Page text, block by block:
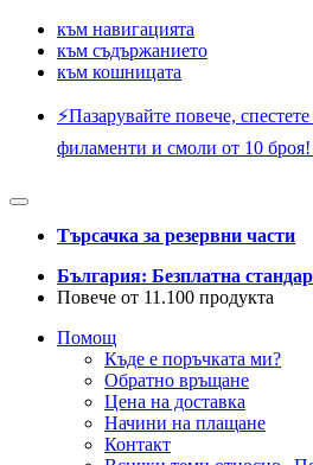
към навигацията
към съдържанието
към кошницата
⚡️Пазарувайте повече,
филаменти и смоли от 10 броя!
Търсачка за резервни части
България: Безплатна
Повече от 11.100 продукта
Помощ
Къде е поръчката ми?
Обратно връщане
Цена на доставка
Начини на плащане
Контакт